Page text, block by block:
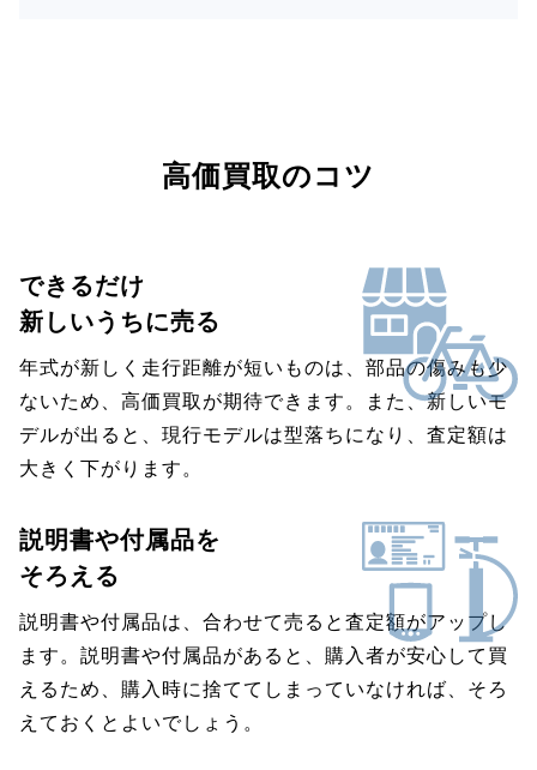
高価買取のコツ
できるだけ
新しいうちに売る
年式が新しく走行距離が短いものは、部品の傷みも少
ないため、高価買取が期待できます。また、新しいモ
デルが出ると、現行モデルは型落ちになり、査定額は
大きく下がります。
説明書や付属品を
そろえる
説明書や付属品は、合わせて売ると査定額がアップし
ます。説明書や付属品があると、購入者が安心して買
えるため、購入時に捨ててしまっていなければ、そろ
えておくとよいでしょう。